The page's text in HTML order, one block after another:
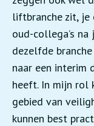
liftbranche zit, je
oud-collega’s
dezelfde
naar een interim
heeft. In mijn rol
gebied van
kunnen best